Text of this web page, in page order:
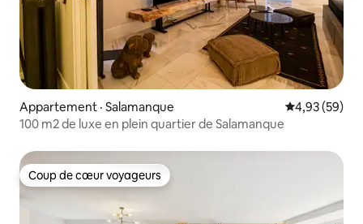
Appartement · Salamanque Note
4,93 (59)
100 m2 de luxe en plein quartier de Salamanque
Coup de cœur voyageurs
Coup de cœur voyageurs